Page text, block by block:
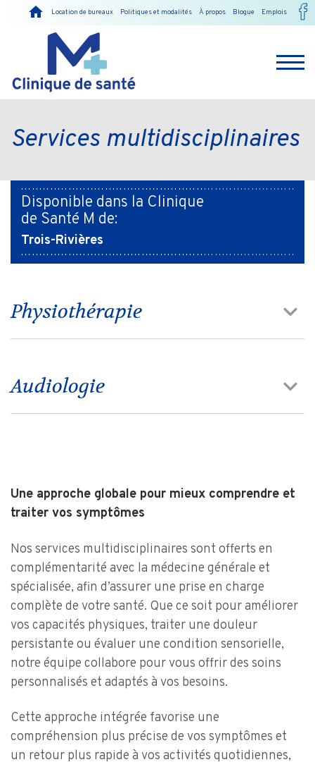
Location de bureaux Politiques et modalités À propos Blogue Emplois
Services multidisciplinaires
Disponible dans la Clinique
de Santé M de:
Trois-Rivières
Physiothérapie
Audiologie
Une approche globale pour mieux comprendre et
traiter vos symptômes
Nos services multidisciplinaires sont offerts en
complémentarité avec la médecine générale et
spécialisée, afin d’assurer une prise en charge
complète de votre santé. Que ce soit pour améliorer
vos capacités physiques, traiter une douleur
persistante ou évaluer une condition sensorielle,
notre équipe collabore pour vous offrir des soins
personnalisés et adaptés à vos besoins.
Cette approche intégrée favorise une
compréhension plus précise de vos symptômes et
un retour plus rapide à vos activités quotidiennes,